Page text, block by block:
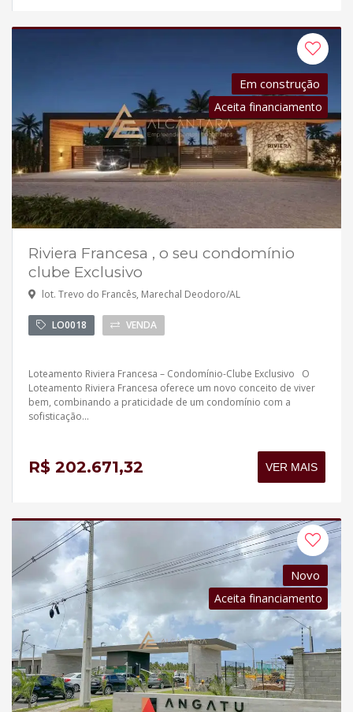
Em construção
Aceita financiamento
Riviera Francesa , o seu condomínio
clube Exclusivo
lot. Trevo do Francês, Marechal Deodoro/AL
LO0018 VENDA
Loteamento Riviera Francesa – Condomínio-Clube Exclusivo O
Loteamento Riviera Francesa oferece um novo conceito de viver
bem, combinando a praticidade de um condomínio com a
sofisticação...
R$ 202.671,32 VER MAIS
Novo
Aceita financiamento